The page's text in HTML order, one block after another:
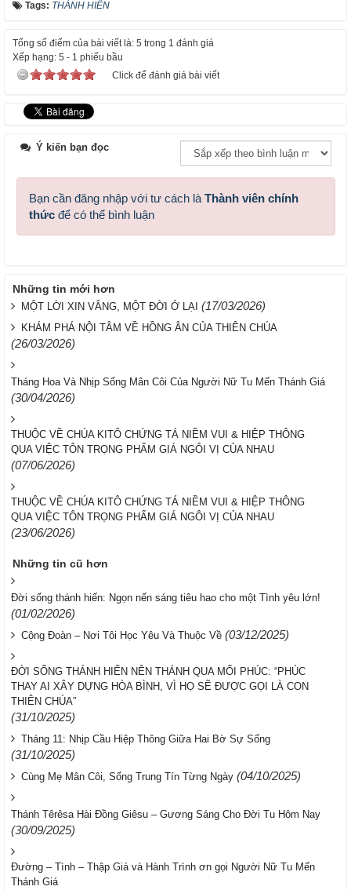
Tags: THÁNH HIẾN
Tổng số điểm của bài viết là: 5 trong 1 đánh giá
Xếp hạng: 5 - 1 phiếu bầu
Click để đánh giá bài viết
Ý kiến bạn đọc
Bạn cần đăng nhập với tư cách là Thành viên chính
thức để có thể bình luận
Những tin mới hơn
MỘT LỜI XIN VÂNG, MỘT ĐỜI Ở LẠI (17/03/2026)
KHÁM PHÁ NỘI TÂM VỀ HỒNG ÂN CỦA THIÊN CHÚA
(26/03/2026)
Tháng Hoa Và Nhịp Sống Mân Côi Của Người Nữ Tu Mến Thánh Giá
(30/04/2026)
THUỘC VỀ CHÚA KITÔ CHỨNG TÁ NIỀM VUI & HIỆP THÔNG
QUA VIỆC TÔN TRỌNG PHẨM GIÁ NGÔI VỊ CỦA NHAU
(07/06/2026)
THUỘC VỀ CHÚA KITÔ CHỨNG TÁ NIỀM VUI & HIỆP THÔNG
QUA VIỆC TÔN TRỌNG PHẨM GIÁ NGÔI VỊ CỦA NHAU
(23/06/2026)
Những tin cũ hơn
Đời sống thánh hiến: Ngọn nến sáng tiêu hao cho một Tình yêu lớn!
(01/02/2026)
Cộng Đoàn – Nơi Tôi Học Yêu Và Thuộc Về (03/12/2025)
ĐỜI SỐNG THÁNH HIẾN NÊN THÁNH QUA MỐI PHÚC: “PHÚC
THAY AI XÂY DỰNG HÒA BÌNH, VÌ HỌ SẼ ĐƯỢC GỌI LÀ CON
THIÊN CHÚA”
(31/10/2025)
Tháng 11: Nhịp Cầu Hiệp Thông Giữa Hai Bờ Sự Sống
(31/10/2025)
Cùng Mẹ Mân Côi, Sống Trung Tín Từng Ngày (04/10/2025)
Thánh Têrêsa Hài Đồng Giêsu – Gương Sáng Cho Đời Tu Hôm Nay
(30/09/2025)
Đường – Tình – Thập Giá và Hành Trình ơn gọi Người Nữ Tu Mến
Thánh Giá